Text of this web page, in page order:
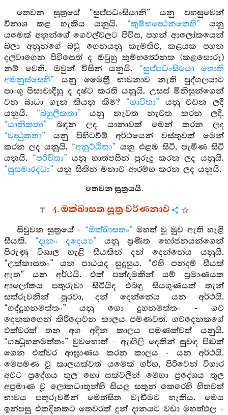
තෙවන සූත්‍රයේ “සුප්පධංසියානි” යනු පහසුවෙන්
විනාශ කළ හැකිය යනුයි. “කුම්භත්‍ථෙනකෙහි” යනු
යමෙක් අනුන්ගේ ගෙවල්වලට පිවිස, පහන් ආලෝකයෙන්
බලා අනුන්ගේ බඩු ගෙනයනු කැමතිව, කළයක පහන
දල්වාගෙන පිවිසෙත් ද ඔවුහු කුම්භත්‍ථෙනක (කළසොරු)
නම් වෙති. ඔවුන් විසින් යනුයි. “සුප්පධංසියො හොති
අමනුස්සෙහි” යනු මෛත්‍රී භාවනාව නැති පුද්ගලයාට
පාංශු පිසාචාදීහු ද දෂ්ට කරති යනුයි. උසස් මිනිසුන්ගෙන්
වන බාධා ගැන කියනු කිම? “භාවිතා” යනු වඩන ලදී
යනුයි. “බහුලීකතා” යනු නැවත නැවත කරන ලදී.
“යානිකතා” බඳන ලද යානාවක් මෙන් කරන ලද
“වත්‍ථුකතා” යනු පිහිටවීම් අර්ථයෙන් වස්තුවක් මෙන්
කරන ලද යනුයි. “අනුට්ඨිතා” යනු එළඹ සිටි, පැමිණ සිටි
යනුයි. “පරිචිතා” යනු හාත්පසින් පුරුදු කරන ලද යනුයි.
“සුසමාරද්ධා” යනු සිතින් මනාව ආරම්භ කරන ලද යනුයි.
තෙවන සූත්‍රයයි.
4. ඔක්ඛාසත සූත්‍ර වර්ණනාව
සිවුවන සූත්‍රයේ - “ඔක්ඛාසතං” මහත් වූ මුව ඇති හැළි
සීයකි. “දානං දදෙය්‍ය” යනු ප්‍රණීත භෝජනයන්ගෙන්
පිරුණු විශාල හැළි සීයකින් දන් දෙන්නේය යනුයි.
“උක්කාසතං” යන පාඨයද සුදුසුය. “එහි පන්දම් සීයක්
ඇත” යන අර්ථයි. එක් පන්දමකින් යම් ප්‍රමාණයක
ආලෝකය පතුරුවා සිටියිද එබඳු සියගුණයක් තැන්
සත්රුවනින් පුරවා, දන් දෙන්නේය යන අර්ථයි.
“ගද්දූහනමත්තං” යනු ගො දුහනමත්තං - ගව
දෙනකගෙන් කිරිදොවන කාලය පමණවත්. ගවදෙනකගේ
එක්වරක් තන අග අදින කාලය පමණක්වත් යනුයි.
“ගන්‍ධූහනමත්තං” වුවහොත් - ඇඟිලි දෙකින් සුවඳ පිඬක්
ගෙන එක්වර ආඝ්‍රාණය කරන කාලය - යන අර්ථයි.
මෙපමණ වූ කාලයක්වත් යමෙක් ගර්භ, පිරිවෙන් විහාර
අවට ප්‍රදේශය තුල හෝ සක්වලින් මෙහා ප්‍රදේශය තුල
අප්‍රමාණ වූ ලෝකධාතූන්හි සියලු සතුන් කෙරෙහි හිතවත්
භාවය පතුරුවමින් මෙත්සිත වැඩීමට හැකිය. මෙය
ඉන්පසු එකදිනකට තෙවරක් දුන් දානයට වඩා මහත්ඵල -